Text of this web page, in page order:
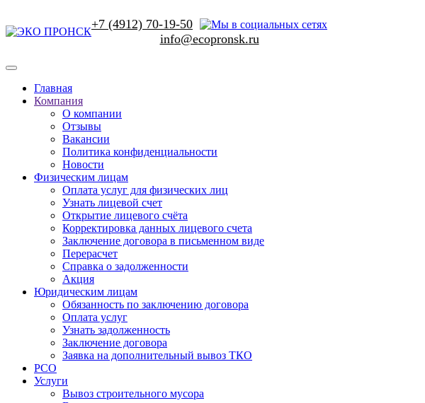
+7 (4912) 70-19-50
Главная
Компания
О компании
Отзывы
Вакансии
Политика конфиденциальности
Новости
Физическим лицам
Оплата услуг для физических лиц
Узнать лицевой счет
Открытие лицевого счёта
Корректировка данных лицевого счета
Заключение договора в письменном виде
Перерасчет
Справка о задолженности
Акция
Юридическим лицам
Обязанность по заключению договора
Оплата услуг
Узнать задолженность
Заключение договора
Заявка на дополнительный вывоз ТКО
РСО
Услуги
Вывоз строительного мусора